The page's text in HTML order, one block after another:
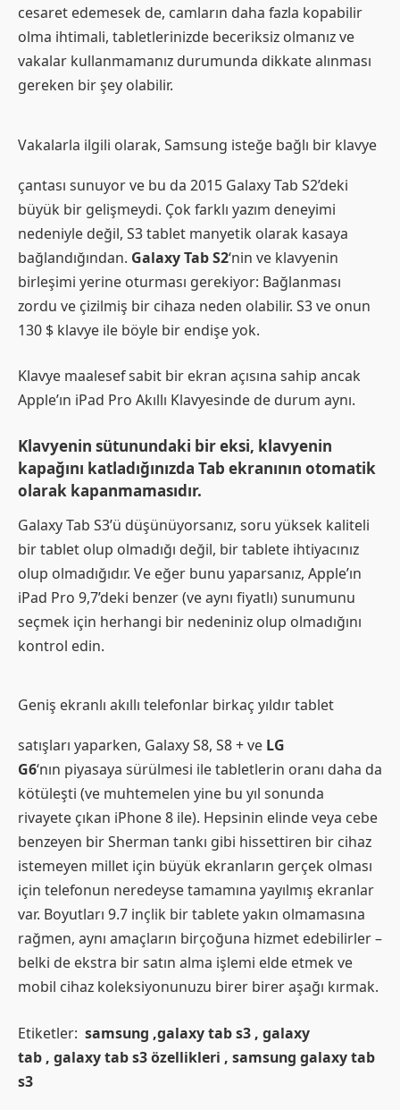
cesaret edemesek de, camların daha fazla kopabilir
olma ihtimali, tabletlerinizde beceriksiz olmanız ve
vakalar kullanmamanız durumunda dikkate alınması
gereken bir şey olabilir.
Vakalarla ilgili olarak, Samsung isteğe bağlı bir klavye
çantası sunuyor ve bu da 2015 Galaxy Tab S2’deki
büyük bir gelişmeydi. Çok farklı yazım deneyimi
nedeniyle değil, S3 tablet manyetik olarak kasaya
bağlandığından. Galaxy Tab S2‘nin ve klavyenin
birleşimi yerine oturması gerekiyor: Bağlanması
zordu ve çizilmiş bir cihaza neden olabilir. S3 ve onun
130 $ klavye ile böyle bir endişe yok.
Klavye maalesef sabit bir ekran açısına sahip ancak
Apple’ın iPad Pro Akıllı Klavyesinde de durum aynı.
Klavyenin sütunundaki bir eksi, klavyenin
kapağını katladığınızda Tab ekranının otomatik
olarak kapanmamasıdır.
Galaxy Tab S3’ü düşünüyorsanız, soru yüksek kaliteli
bir tablet olup olmadığı değil, bir tablete ihtiyacınız
olup olmadığıdır. Ve eğer bunu yaparsanız, Apple’ın
iPad Pro 9,7’deki benzer (ve aynı fiyatlı) sunumunu
seçmek için herhangi bir nedeniniz olup olmadığını
kontrol edin.
Geniş ekranlı akıllı telefonlar birkaç yıldır tablet
satışları yaparken, Galaxy S8, S8 + ve LG
G6‘nın piyasaya sürülmesi ile tabletlerin oranı daha da
kötüleşti (ve muhtemelen yine bu yıl sonunda
rivayete çıkan iPhone 8 ile). Hepsinin elinde veya cebe
benzeyen bir Sherman tankı gibi hissettiren bir cihaz
istemeyen millet için büyük ekranların gerçek olması
için telefonun neredeyse tamamına yayılmış ekranlar
var. Boyutları 9.7 inçlik bir tablete yakın olmamasına
rağmen, aynı amaçların birçoğuna hizmet edebilirler –
belki de ekstra bir satın alma işlemi elde etmek ve
mobil cihaz koleksiyonunuzu birer birer aşağı kırmak.
Etiketler: samsung ,galaxy tab s3 , galaxy
tab , galaxy tab s3 özellikleri , samsung galaxy tab
s3